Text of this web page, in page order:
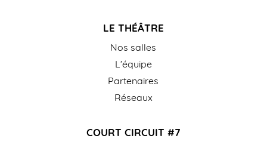
LE THÉÂTRE
Nos salles
L’équipe
Partenaires
Réseaux
COURT CIRCUIT #7